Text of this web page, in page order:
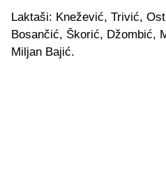
Laktaši: Knežević, Trivić,
Bosančić, Škorić, Džombić,
Miljan Bajić.